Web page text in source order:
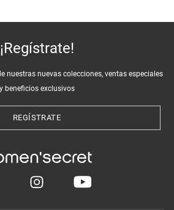
¡Regístrate!
nuestras nuevas colecciones, ventas especiales
y beneficios exclusivos
REGÍSTRATE